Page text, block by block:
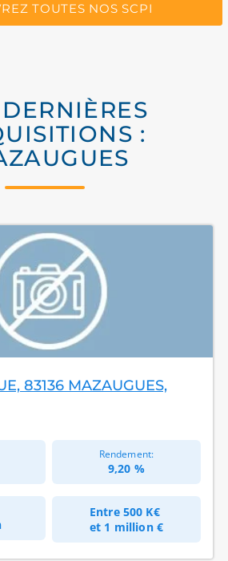
TOUTES NOS SCPI
:
83136 MAZAUGUES,
Rendement:
9,20 %
Entre 500 K€
et 1 million €